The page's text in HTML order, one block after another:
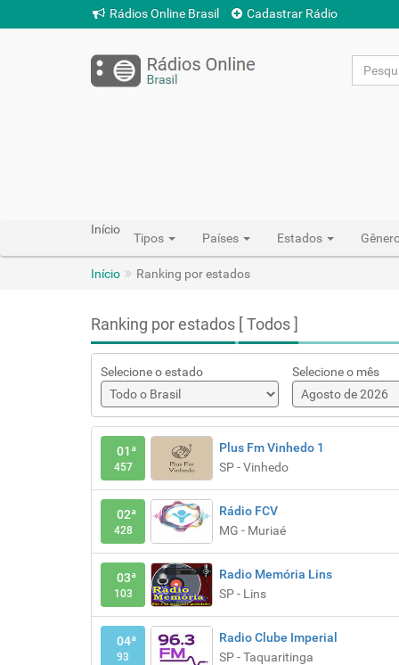
Rádios Online Brasil Cadastrar Rádio
Início
Tipos Países Estados
Início Ranking por estados
Ranking por estados [ Todos ]
Selecione o estado Selecione o mês
01ª
457
Plus Fm Vinhedo 1
SP - Vinhedo
02ª
428
Rádio FCV
MG - Muriaé
03ª
103
Radio Memória Lins
SP - Lins
04ª
93
Radio Clube Imperial
SP - Taquaritinga